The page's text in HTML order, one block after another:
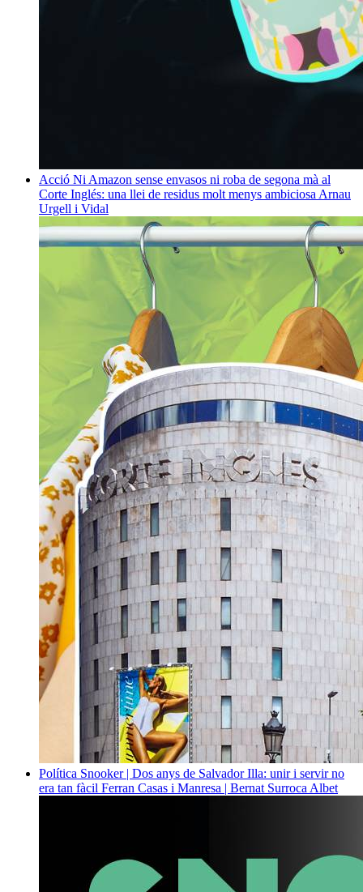
Acció Ni Amazon sense envasos ni roba de segona mà al
Corte Inglés: una llei de residus molt menys ambiciosa Arnau
Urgell i Vidal
Política Snooker | Dos anys de Salvador Illa: unir i servir no
era tan fàcil Ferran Casas i Manresa | Bernat Surroca Albet